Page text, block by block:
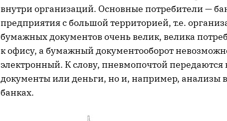
внутри организаций. Основные потребители —
предприятия с большой территорией, т.е.
бумажных документов очень велик, велика
к офису, а бумажный документооборот
электронный. К слову, пневмопочтой
документы или деньги, но и, например, анализы
банках.